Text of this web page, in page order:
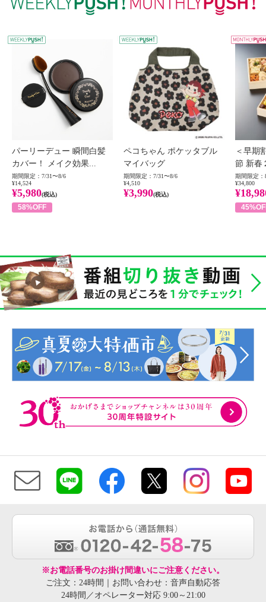
WEEKLY PUSH
パーリーデュー 瞬間白髪
カバー！ メイク効果...
期間限定：7/31〜8/6
¥14,524
¥5,980(税込)
58%OFF
ペコちゃん ポケッタブル
マイバッグ
期間限定：7/31〜8/6
¥4,510
¥3,990(税込)
＜早期
節 新春
期間限定：
¥34,800
※お電話番号のお掛け間違いにご注意ください。
ご注文：24時間｜お問い合わせ：音声自動応答
24時間／オペレーター対応 9:00～21:00